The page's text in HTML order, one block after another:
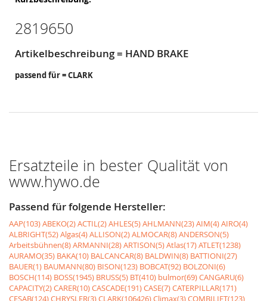
2819650
Artikelbeschreibung = HAND BRAKE
passend für = CLARK
Ersatzteile in bester Qualität von
www.hywo.de
Passend für folgende Hersteller:
AAP(103)ABEKO(2)ACTIL(2)AHLES(5)AHLMANN(23)AIM(4)AIRO(4)
ALBRIGHT(52)Algas(4)ALLISON(2)ALMOCAR(8)ANDERSON(5)
Arbeitsbühnen(8)ARMANNI(28)ARTISON(5)Atlas(17)ATLET(1238)
AURAMO(35) BAKA(10) BALCANCAR(8) BALDWIN(8) BATTIONI(27)
BAUER(1) BAUMANN(80) BISON(123) BOBCAT(92) BOLZONI(6)
BOSCH(114) BOSS(1945) BRUSS(5) BT(410) bulmor(69)CANGARU(6)
CAPACITY(2)CARER(10)CASCADE(191)CASE(7)CATERPILLAR(171)
CESAB(124)CHRYSLER(3)CLARK(106426)Climax(3)COMBILIFT(123)